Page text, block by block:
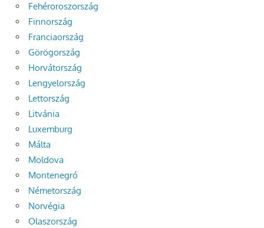
Fehéroroszország
Finnország
Franciaország
Görögország
Horvátország
Lengyelország
Lettország
Litvánia
Luxemburg
Málta
Moldova
Montenegró
Németország
Norvégia
Olaszország